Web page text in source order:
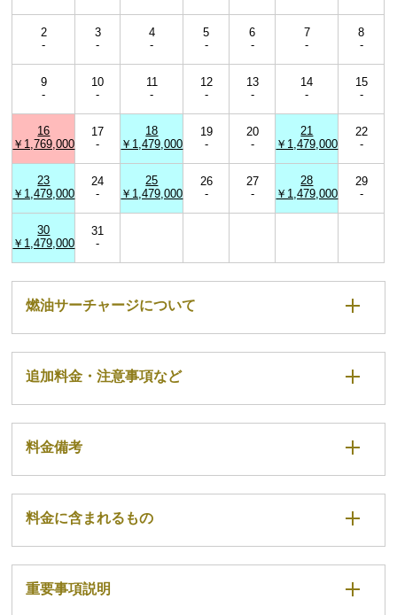
2
-
3
-
4
-
5
-
6
-
7
-
8
-
9
-
10
-
11
-
12
-
13
-
14
-
15
-
16
￥1,769,000
17
-
18
￥1,479,000
19
-
20
-
21
￥1,479,000
22
-
23
￥1,479,000
24
-
25
￥1,479,000
26
-
27
-
28
￥1,479,000
29
-
30
￥1,479,000
31
-
燃油サーチャージについて
追加料金・注意事項など
料金備考
料金に含まれるもの
重要事項説明